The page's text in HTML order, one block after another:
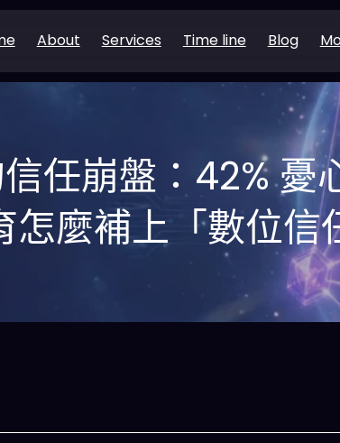
About Services Time line Blog
任崩盤：42% 憂
怎麼補上「數位信